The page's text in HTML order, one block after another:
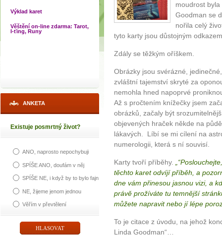
Výklad karet
Věštění on-line zdarma: Tarot,
I-ťing, Runy
ANKETA
Existuje posmrtný život?
ANO, naprosto nepochybuji
SPÍŠE ANO, doufám v něj
SPÍŠE NE, i když by to bylo fajn
NE, žijeme jenom jednou
Věřím v převtělení
moudrost
Goodman se
nořila celý
tyto karty jsou důstojným
Zdály se těžkým oříškem.
Obrázky jsou svérázné,
zvláštní tajemství skryté za
nemohla hned napoprvé
Až s pročtením knížečky jsem
obrázků, začaly být
objevených hraček někde na
lákavých. Líbí se mi cílení na
numerologii, která s ní souvisí.
Karty tvoří příběhy.
těchto karet odvíjí příběh, a
dne vám přinesou jasnou vizi, a
právě prožíváte tu temnější
můžete napravit nebo jí lépe
To je citace z úvodu, na jehož
Linda Goodman“…